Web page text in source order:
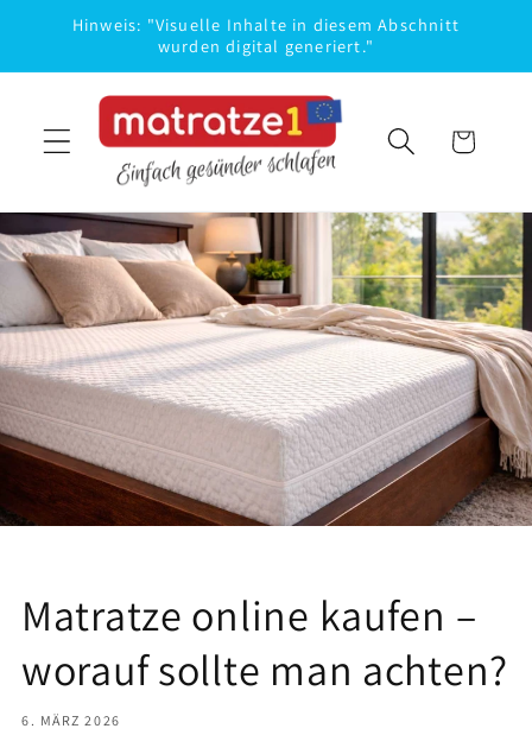
zumHinweis: "Visuelle Inhalte in diesem Abschnitt
wurden digital generiert."
Warenkorb
Matratze online kaufen –
worauf sollte man achten?
6. MÄRZ 2026